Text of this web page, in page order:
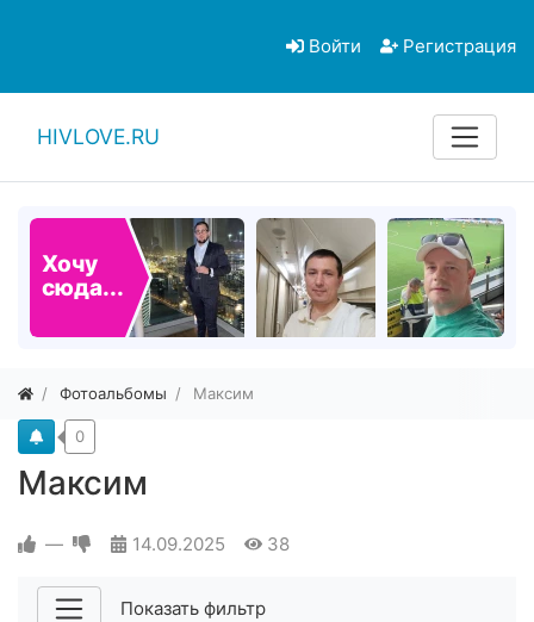
Войти Регистрация
HIVLOVE.RU
Хочу
сюда...
Фотоальбомы Максим
Максим
0
— 14.09.2025 38
Показать фильтр